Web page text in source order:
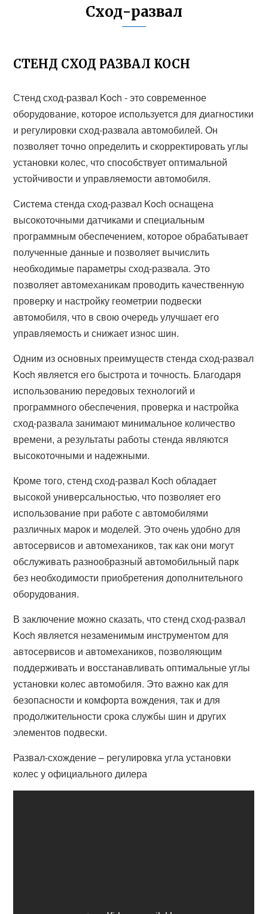
Сход-развал
СТЕНД СХОД РАЗВАЛ KOCH
Стенд сход-развал Koch - это современное
оборудование, которое используется для диагностики
и регулировки сход-развала автомобилей. Он
позволяет точно определить и скорректировать углы
установки колес, что способствует оптимальной
устойчивости и управляемости автомобиля.
Система стенда сход-развал Koch оснащена
высокоточными датчиками и специальным
программным обеспечением, которое обрабатывает
полученные данные и позволяет вычислить
необходимые параметры сход-развала. Это
позволяет автомеханикам проводить качественную
проверку и настройку геометрии подвески
автомобиля, что в свою очередь улучшает его
управляемость и снижает износ шин.
Одним из основных преимуществ стенда сход-развал
Koch является его быстрота и точность. Благодаря
использованию передовых технологий и
программного обеспечения, проверка и настройка
сход-развала занимают минимальное количество
времени, а результаты работы стенда являются
высокоточными и надежными.
Кроме того, стенд сход-развал Koch обладает
высокой универсальностью, что позволяет его
использование при работе с автомобилями
различных марок и моделей. Это очень удобно для
автосервисов и автомехаников, так как они могут
обслуживать разнообразный автомобильный парк
без необходимости приобретения дополнительного
оборудования.
В заключение можно сказать, что стенд сход-развал
Koch является незаменимым инструментом для
автосервисов и автомехаников, позволяющим
поддерживать и восстанавливать оптимальные углы
установки колес автомобиля. Это важно как для
безопасности и комфорта вождения, так и для
продолжительности срока службы шин и других
элементов подвески.
Развал-схождение – регулировка угла установки
колес у официального дилера